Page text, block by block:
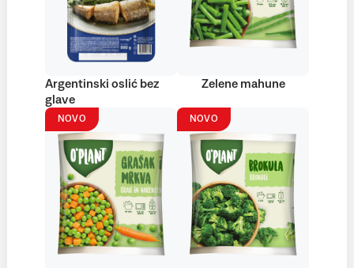
Argentinski oslić bez
glave
Zelene mahune
NOVO NOVO